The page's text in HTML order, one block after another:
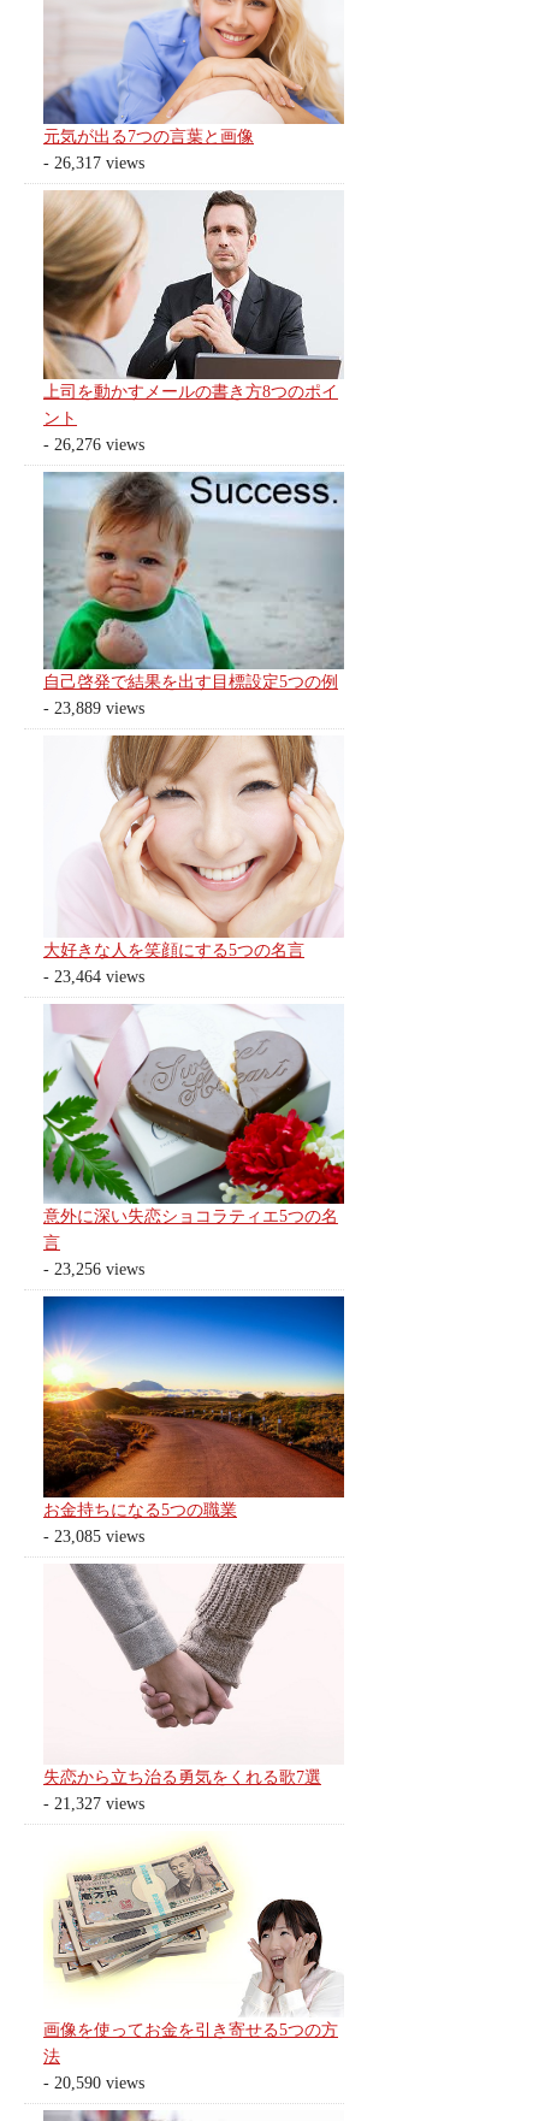
元気が出る7つの言葉と画像
- 26,317 views
上司を動かすメールの書き方8つのポイ
ント
- 26,276 views
自己啓発で結果を出す目標設定5つの例
- 23,889 views
大好きな人を笑顔にする5つの名言
- 23,464 views
意外に深い失恋ショコラティエ5つの名
言
- 23,256 views
お金持ちになる5つの職業
- 23,085 views
失恋から立ち治る勇気をくれる歌7選
- 21,327 views
画像を使ってお金を引き寄せる5つの方
法
- 20,590 views